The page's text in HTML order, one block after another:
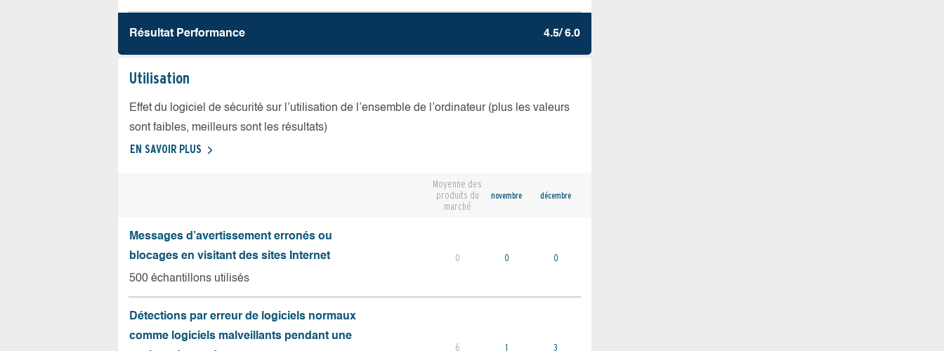
Résultat Performance 4.5/ 6.0
Utilisation
Effet du logiciel de sécurité sur l’utilisation de l’ensemble de l’ordinateur (plus les valeurs
sont faibles, meilleurs sont les résultats)
EN SAVOIR PLUS
Moyenne des
produits du
marché
novembre décembre
Messages d’avertissement erronés ou
blocages en visitant des sites Internet
500 échantillons utilisés
0 0 0
Détections par erreur de logiciels normaux
comme logiciels malveillants pendant une
6 1 3